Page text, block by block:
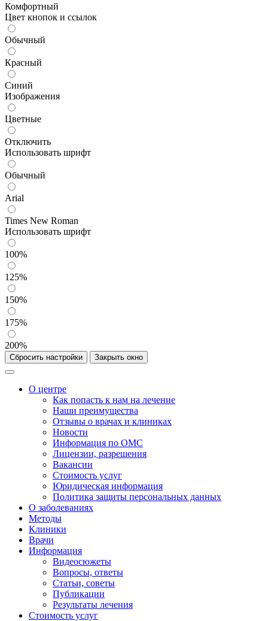
Комфортный
Цвет кнопок и ссылок
Обычный
Красный
Синий
Изображения
Цветные
Отключить
Использовать шрифт
Обычный
Arial
Times New Roman
Использовать шрифт
100%
125%
150%
175%
200%
Сбросить настройки Закрыть окно
О центре
Как попасть к нам на лечение
Наши преимущества
Отзывы о врачах и клиниках
Новости
Информация по ОМС
Лицензии, разрешения
Вакансии
Стоимость услуг
Юридическая информация
Политика защиты персональных данных
О заболеваниях
Методы
Клиники
Врачи
Информация
Видеосюжеты
Вопросы, ответы
Статьи, советы
Публикации
Результаты лечения
Стоимость услуг